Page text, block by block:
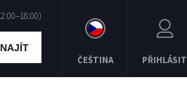
NAJÍT
ČEŠTINA PŘIHLÁSIT